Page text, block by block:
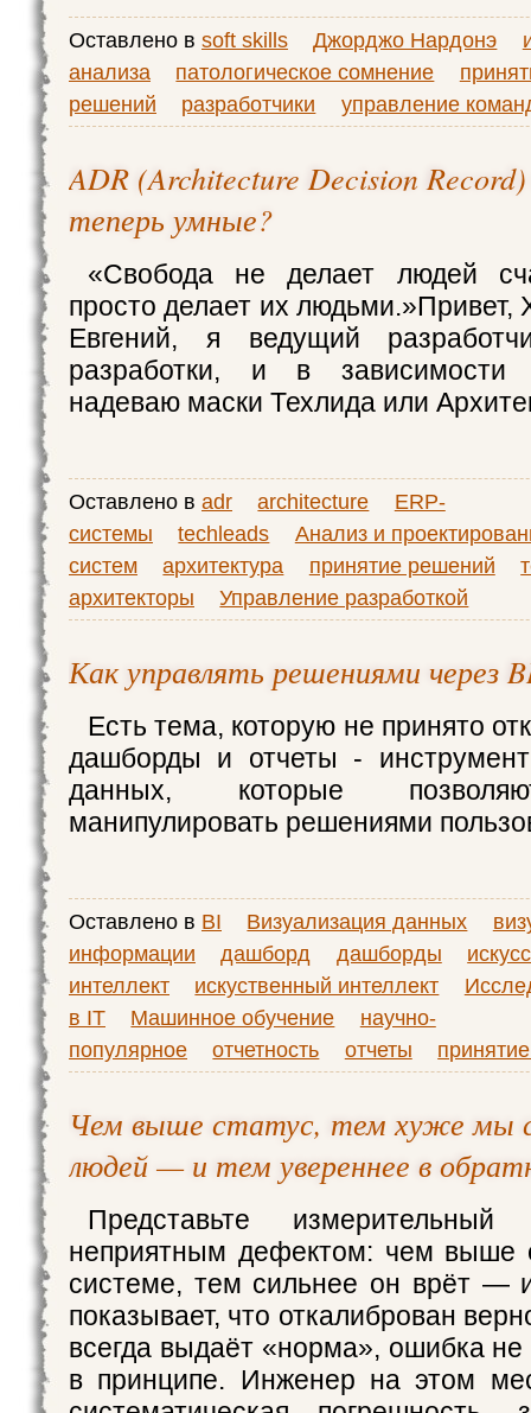
Оставлено в soft skills Джорджо Нардонэ
анализа
патологическое сомнение
решений
разработчики управление
ADR (Architecture Decision
теперь умные?
«Свобода не делает людей
просто делает их людьми.»Привет,
Евгений, я ведущий
разработки, и в зависимости
надеваю маски Техлида или
Оставлено в adr architecture
ERP-
системы
techleads
Анализ и
систем
архитектура принятие решений
архитекторы
Управление разработкой
Как управлять решениями через
Есть тема, которую не принято
дашборды и отчеты -
данных, которые
манипулировать решениями
Оставлено в BI Визуализация данных
информации
дашборд дашборды
интеллект
искуственный интеллект
в IT
Машинное обучение
научно-
популярное
отчетность отчеты
Чем выше статус, тем хуже мы
людей — и тем увереннее в
Представьте
неприятным дефектом: чем выше
системе, тем сильнее он врёт —
показывает, что откалиброван
всегда выдаёт «норма», ошибка не
в принципе. Инженер на этом